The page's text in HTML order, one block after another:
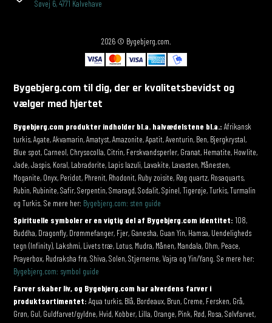
Søvej 6,4771 Kalvehave
2026 © Bygebjerg.com.
Bygebjerg.com til dig, der er kvalitetsbevidst og
vælger med hjertet
Bygebjerg.com produkter indholder bl.a. halvædelstene bl.a.: Afrikansk
turkis, Agate, Akvamarin, Amatyst, Amazonite, Apatit, Aventurin, Ben, Bjergkrystal,
Blue spot, Carneol, Chrysocolla, Citrin, Ferskvandsperler, Granat, Hematite, Howlite,
Jade, Jaspis, Koral, Labradorite, Lapis lazuli, Lavakite, Lavasten, Månesten,
Moganite, Onyx, Peridot, Phrenit, Rhodonit, Ruby zoisite, Røg quartz, Rosaquarts,
Rubin, Rubinite, Safir, Serpentin, Smaragd, Sodalit, Spinel, Tigerøje, Turkis, Turmalin
og Turkis. Se mere her: Bygebjerg.com: sten guide
Spirituelle symboler er en vigtig del af Bygebjerg.com identitet: 108,
Buddha, Dragonfly, Drømmefanger, Fjer, Ganesha, Guan Yin, Hamsa, Uendeligheds
tegn (Infinity), Lakshmi, Livets træ, Lotus, Mudra, Månen, Mandala, Ohm, Peace,
Prayerbox, Rudraksha frø, Shiva, Solen, Stjernerne, Vajra og Yin/Yang. Se mere her:
Bygebjerg.com: symbol guide
Farver skaber liv, og Bygebjerg.com har alverdens farver i
produktsortimentet: Aqua turkis, Blå, Bordeaux, Brun, Creme, Fersken, Grå,
Grøn, Gul, Guldfarvet/gyldne, Hvid, Kobber, Lilla, Orange, Pink, Rød, Rosa, Sølvfarvet,